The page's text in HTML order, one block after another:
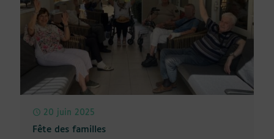
20 juin 2025
Fête des familles